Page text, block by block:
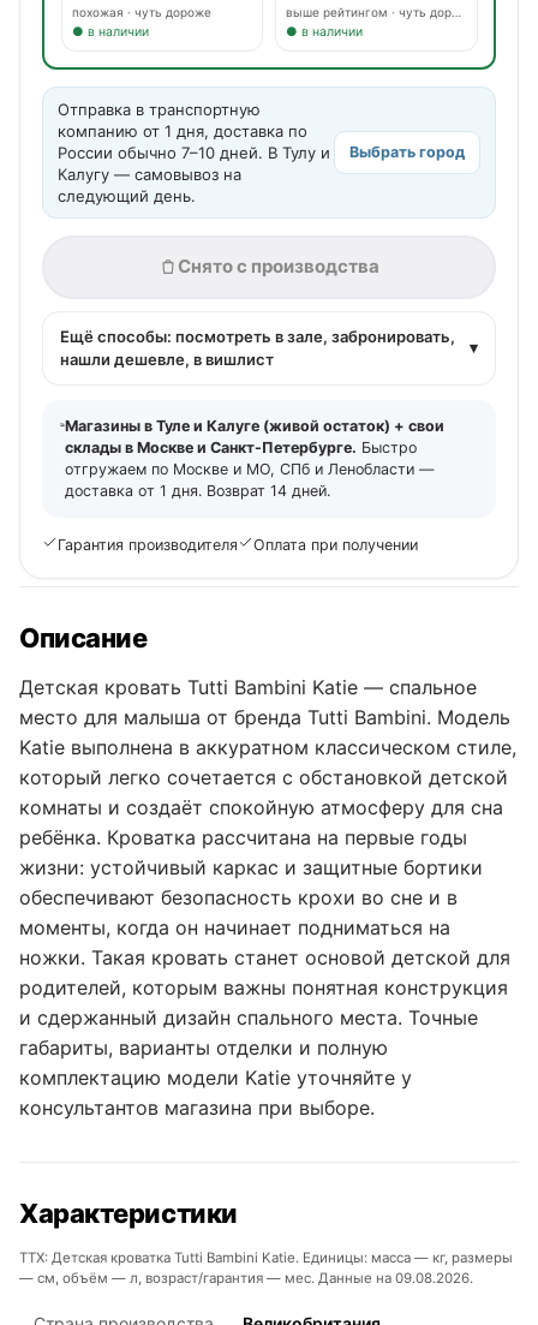
похожая · чуть дороже
● в наличии ● в наличии
Отправка в транспортную
компанию от 1 дня, доставка по
России обычно 7–10 дней. В Тулу и
Калугу — самовывоз на
следующий день.
Выбрать город
Снято с производства
Ещё способы: посмотреть в зале, забронировать,
нашли дешевле, в вишлист
▾
Магазины в Туле и Калуге (живой остаток) + свои
склады в Москве и Санкт-Петербурге. Быстро
отгружаем по Москве и МО, СПб и Ленобласти —
доставка от 1 дня. Возврат 14 дней.
Гарантия производителя Оплата при получении
Описание
Детская кровать Tutti Bambini Katie — спальное
место для малыша от бренда Tutti Bambini. Модель
Katie выполнена в аккуратном классическом стиле,
который легко сочетается с обстановкой детской
комнаты и создаёт спокойную атмосферу для сна
ребёнка. Кроватка рассчитана на первые годы
жизни: устойчивый каркас и защитные бортики
обеспечивают безопасность крохи во сне и в
моменты, когда он начинает подниматься на
ножки. Такая кровать станет основой детской для
родителей, которым важны понятная конструкция
и сдержанный дизайн спального места. Точные
габариты, варианты отделки и полную
комплектацию модели Katie уточняйте у
консультантов магазина при выборе.
Характеристики
ТТХ: Детская кроватка Tutti Bambini Katie. Единицы: масса — кг, размеры
— см, объём — л, возраст/гарантия — мес. Данные на 09.08.2026.